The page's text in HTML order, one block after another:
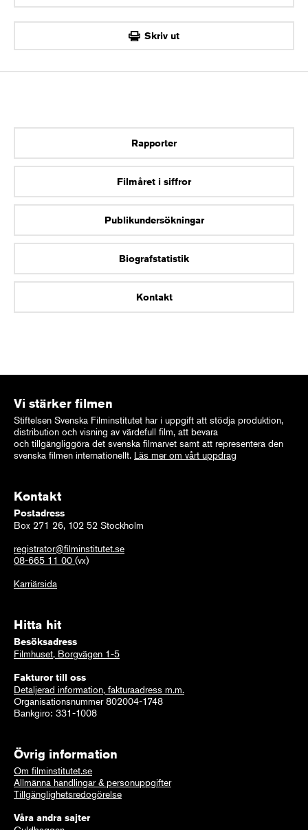
OK
Skriv ut
Rapporter
Filmåret i siffror
Publikundersökningar
Biografstatistik
Kontakt
Vi stärker filmen
Stiftelsen Svenska Filminstitutet har i uppgift att stödja produktion,
distribution och visning av värdefull film, att bevara
och tillgängliggöra det svenska filmarvet samt att representera den
svenska filmen internationellt. Läs mer om vårt uppdrag
Kontakt
Postadress
Box 271 26, 102 52 Stockholm
registrator@filminstitutet.se
08-665 11 00 (vx)
Karriärsida
Hitta hit
Besöksadress
Filmhuset, Borgvägen 1-5
Fakturor till oss
Detaljerad information, fakturaadress m.m.
Organisationsnummer 802004-1748
Bankgiro: 331-1008
Övrig information
Om filminstitutet.se
Allmänna handlingar & personuppgifter
Tillgänglighetsredogörelse
Våra andra sajter